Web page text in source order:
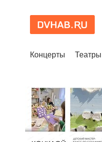
Концерты Театры